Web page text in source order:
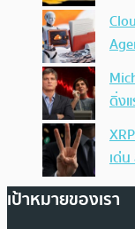
ดิ่ง
เด่
เป้าหมายของเรา